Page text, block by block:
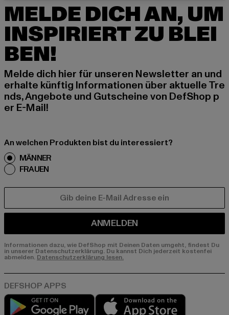
MELDE DICH AN, UM
INSPIRIERT ZU BLEI
BEN!
Melde dich hier für unseren Newsletter an und
erhalte künftig Informationen über aktuelle Tre
nds, Angebote und Gutscheine von DefShop p
er E-Mail!
An welchen Produkten bist du interessiert?
MÄNNER
FRAUEN
ANMELDEN
Informationen dazu, wie DefShop mit Deinen Daten umgeht, findest Du
in unserer Datenschutzerklärung. Du kannst Dich jederzeit kostenfei
abmelden. Datenschutzerklärung lesen.
Play market